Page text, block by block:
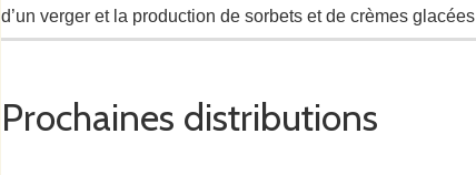
d’un verger et la production de sorbets et de crèmes glacées
Prochaines distributions